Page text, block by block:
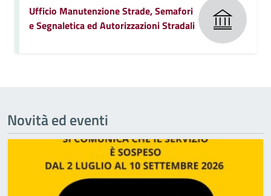
Ufficio Manutenzione Strade, Semafori
e Segnaletica ed Autorizzazioni Stradali
Novità ed eventi